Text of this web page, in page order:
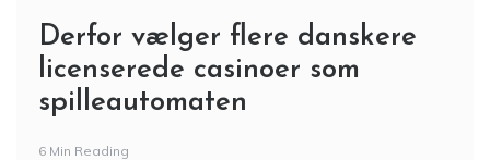
Derfor vælger flere danskere
licenserede casinoer som
spilleautomaten
6 Min Reading